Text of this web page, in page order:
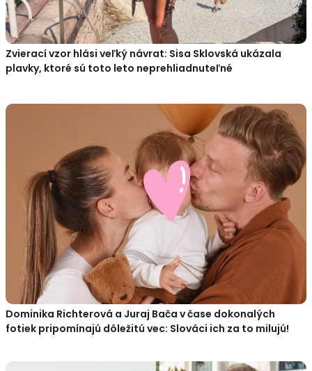
Zvierací vzor hlási veľký návrat: Sisa Sklovská ukázala
plavky, ktoré sú toto leto neprehliadnuteľné
Dominika Richterová a Juraj Bača v čase dokonalých
fotiek pripomínajú dôležitú vec: Slováci ich za to milujú!